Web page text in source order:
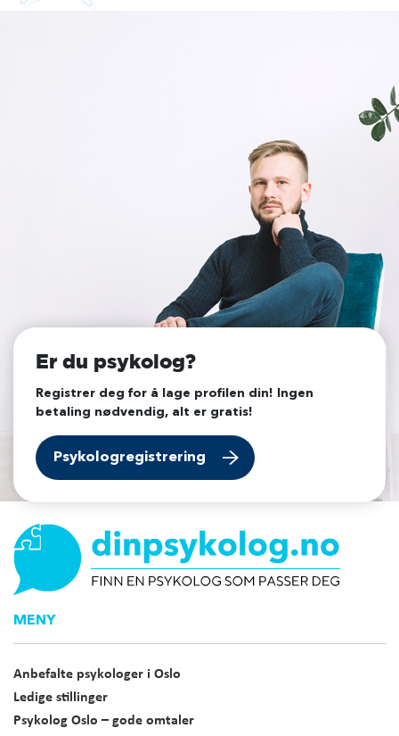
Er du psykolog?
Registrer deg for å lage profilen din! Ingen
betaling nødvendig, alt er gratis!
Psykologregistrering
MENY
Anbefalte psykologer i Oslo
Ledige stillinger
Psykolog Oslo – gode omtaler